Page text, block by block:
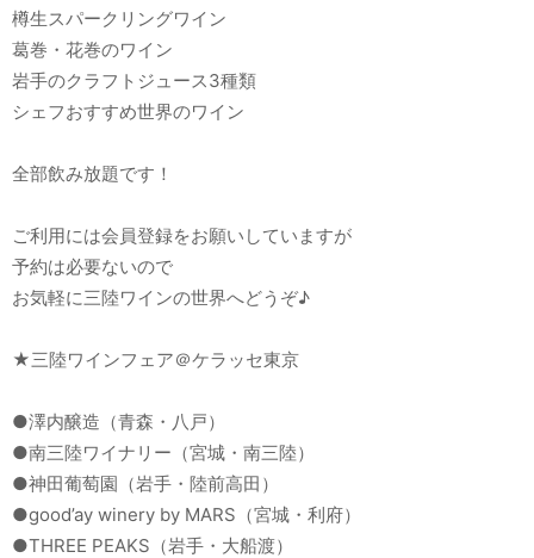
樽生スパークリングワイン
葛巻・花巻のワイン
岩手のクラフトジュース3種類
シェフおすすめ世界のワイン
全部飲み放題です！
ご利用には会員登録をお願いしていますが
予約は必要ないので
お気軽に三陸ワインの世界へどうぞ♪
★三陸ワインフェア＠ケラッセ東京
●澤内醸造（青森・八戸）
●南三陸ワイナリー（宮城・南三陸）
●神田葡萄園（岩手・陸前高田）
●good’ay winery by MARS（宮城・利府）
●THREE PEAKS（岩手・大船渡）